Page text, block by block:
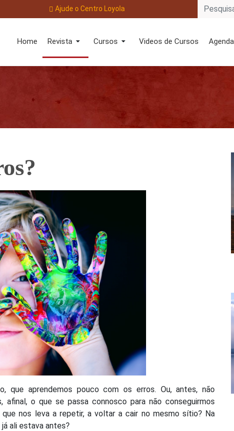
Ajude o Centro Loyola
Home Revista Cursos Videos de Cursos Agenda
que aprendemos pouco com os erros. Ou, antes, não
o que se passa connosco para não conseguirmos
nos leva a repetir, a voltar a cair no mesmo sítio? Na
ali estava antes?